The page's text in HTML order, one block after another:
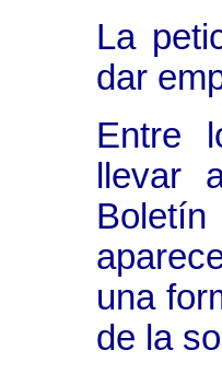
La
dar
Entre
llevar
una
de la